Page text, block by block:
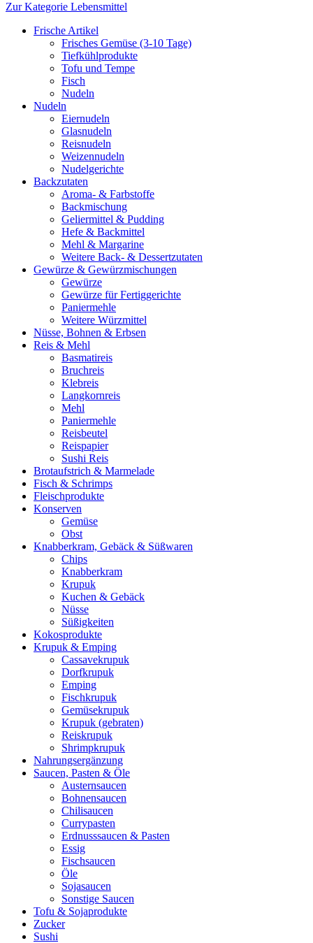
Zur Kategorie Lebensmittel
Frische Artikel
Frisches Gemüse (3-10 Tage)
Tiefkühlprodukte
Tofu und Tempe
Fisch
Nudeln
Nudeln
Eiernudeln
Glasnudeln
Reisnudeln
Weizennudeln
Nudelgerichte
Backzutaten
Aroma- & Farbstoffe
Backmischung
Geliermittel & Pudding
Hefe & Backmittel
Mehl & Margarine
Weitere Back- & Dessertzutaten
Gewürze & Gewürzmischungen
Gewürze
Gewürze für Fertiggerichte
Paniermehle
Weitere Würzmittel
Nüsse, Bohnen & Erbsen
Reis & Mehl
Basmatireis
Bruchreis
Klebreis
Langkornreis
Mehl
Paniermehle
Reisbeutel
Reispapier
Sushi Reis
Brotaufstrich & Marmelade
Fisch & Schrimps
Fleischprodukte
Konserven
Gemüse
Obst
Knabberkram, Gebäck & Süßwaren
Chips
Knabberkram
Krupuk
Kuchen & Gebäck
Nüsse
Süßigkeiten
Kokosprodukte
Krupuk & Emping
Cassavekrupuk
Dorfkrupuk
Emping
Fischkrupuk
Gemüsekrupuk
Krupuk (gebraten)
Reiskrupuk
Shrimpkrupuk
Nahrungsergänzung
Saucen, Pasten & Öle
Austernsaucen
Bohnensaucen
Chilisaucen
Currypasten
Erdnusssaucen & Pasten
Essig
Fischsaucen
Öle
Sojasaucen
Sonstige Saucen
Tofu & Sojaprodukte
Zucker
Sushi